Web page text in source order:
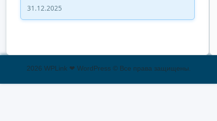
31.12.2025
2026 WPLink ❤ WordPress © Все права защищены.